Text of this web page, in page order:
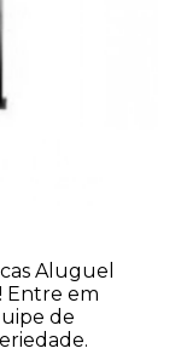
Aluguel
Entre em
de